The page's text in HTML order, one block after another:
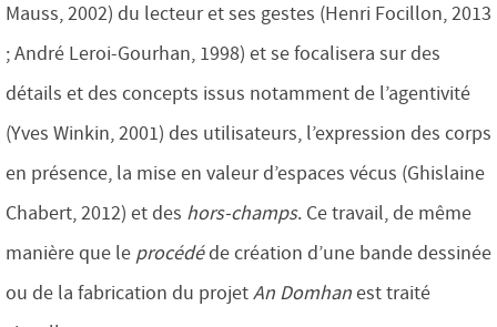
Mauss, 2002) du lecteur et ses gestes (Henri Focillon, 2013
; André Leroi-Gourhan, 1998) et se focalisera sur des
détails et des concepts issus notamment de l’agentivité
(Yves Winkin, 2001) des utilisateurs, l’expression des corps
en présence, la mise en valeur d’espaces vécus (Ghislaine
Chabert, 2012) et des hors-champs. Ce travail, de même
manière que le procédéde création d’une bande dessinée
ou de la fabrication du projetAn Domhanest traité